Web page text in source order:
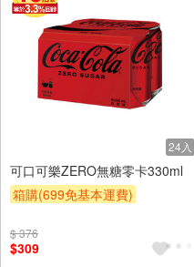
24入
可口可樂ZERO無糖零卡330ml
箱購(699免基本運費)
滿額9折
$ 376
$309